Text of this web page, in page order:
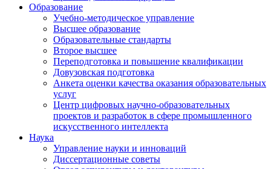
Образование
Учебно-методическое управление
Высшее образование
Образовательные стандарты
Второе высшее
Переподготовка и повышение квалификации
Довузовская подготовка
Анкета оценки качества оказания образовательных
услуг
Центр цифровых научно-образовательных
проектов и разработок в сфере промышленного
искусственного интеллекта
Наука
Управление науки и инноваций
Диссертационные советы